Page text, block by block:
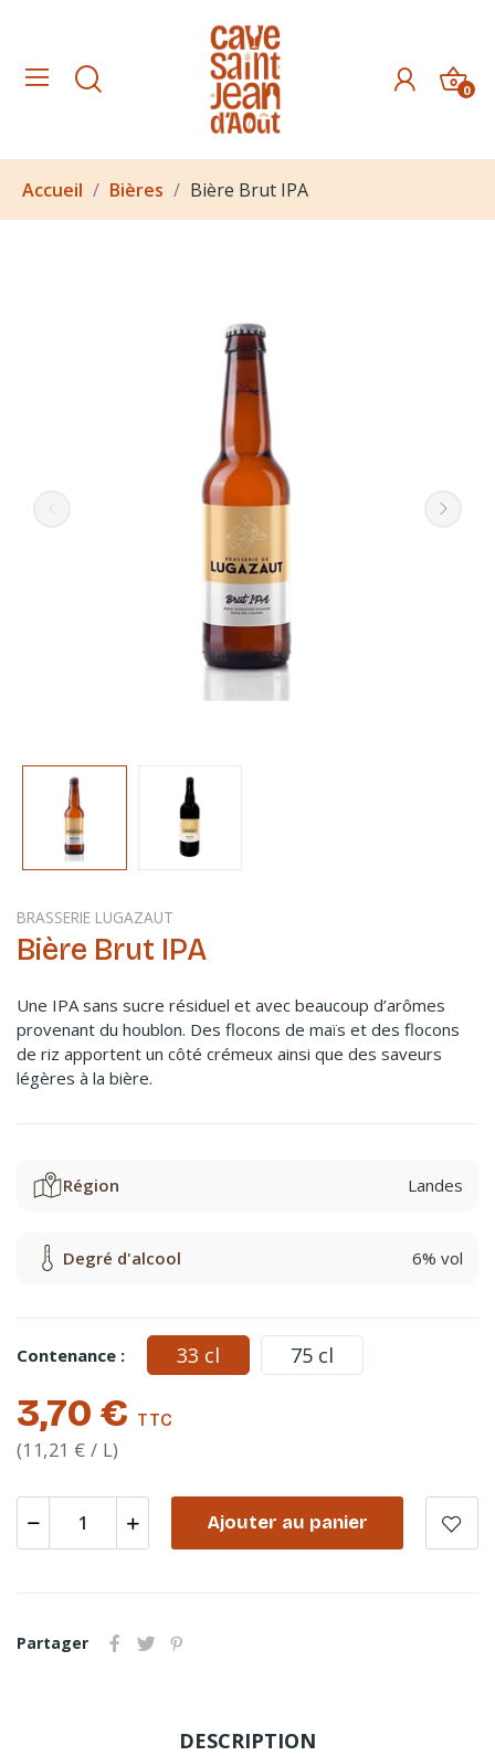
0
Accueil Bières Bière Brut IPA
BRASSERIE LUGAZAUT
Bière Brut IPA
Une IPA sans sucre résiduel et avec beaucoup d’arômes
provenant du houblon. Des flocons de maïs et des flocons
de riz apportent un côté crémeux ainsi que des saveurs
légères à la bière.
Région Landes
Degré d'alcool 6% vol
Contenance : 33 cl 75 cl
3,70 € TTC
(11,21 € / L)
Ajouter au panier
Partager
DESCRIPTION